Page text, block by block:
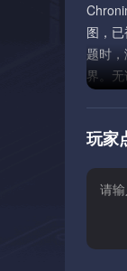
图，
题时
界。
玩家